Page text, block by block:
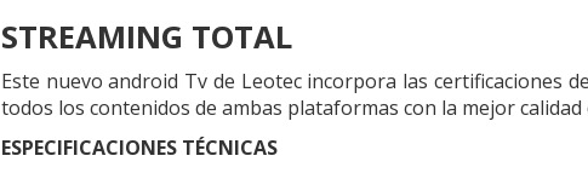
STREAMING TOTAL
Este nuevo android Tv de Leotec incorpora las certificaciones
todos los contenidos de ambas plataformas con la mejor calidad
ESPECIFICACIONES TÉCNICAS